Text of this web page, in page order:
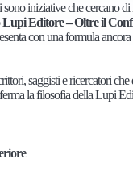
iniziative che cercano
Editore – Oltre il
con una formula
saggisti e ricercatori
la filosofia della Lupi